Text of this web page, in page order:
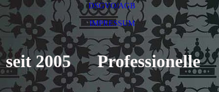
DSGVO/AGB
IMPRESSUM
seit 2005 Professionelle